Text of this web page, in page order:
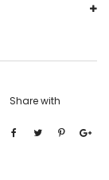
Share with